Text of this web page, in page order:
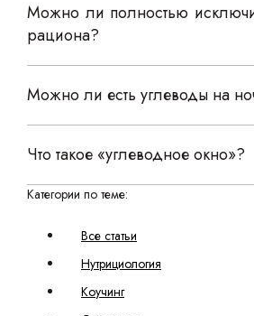
Можно ли полностью
рациона?
Можно ли есть углеводы на
Что такое «углеводное окно»?
Категории по теме:
Все статьи
Нутрициология
Коучинг